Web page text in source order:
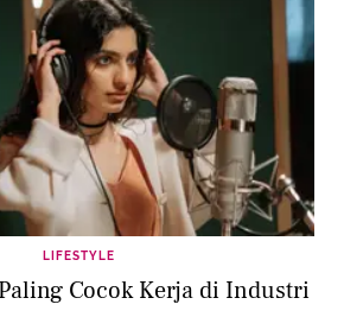
LIFESTYLE
Cocok Kerja di Industri